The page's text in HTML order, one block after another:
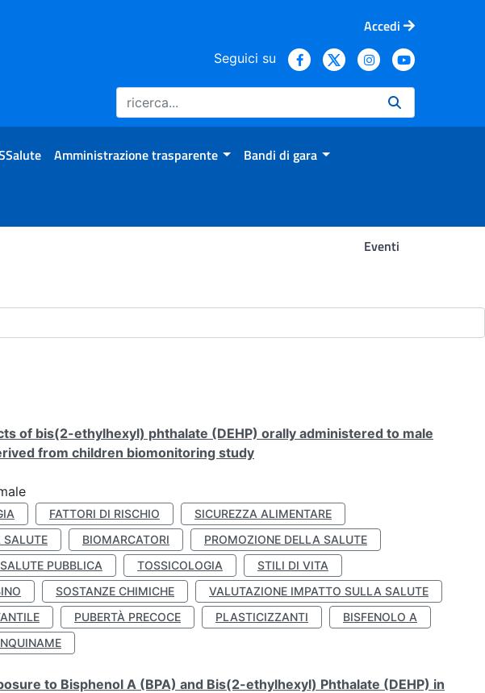
Accedi
Seguici su
Amministrazione trasparente Bandi di gara
Eventi
of bis(2-ethylhexyl) phthalate (DEHP) orally administered to male
from children biomonitoring study
FATTORI DI RISCHIO
SICUREZZA ALIMENTARE
SALUTE BIOMARCATORI
PROMOZIONE DELLA SALUTE
SALUTE PUBBLICA TOSSICOLOGIA
STILI DI VITA
SOSTANZE CHIMICHE
VALUTAZIONE IMPATTO SULLA SALUTE
PUBERTÀ PRECOCE PLASTICIZZANTI
BISFENOLO A
to Bisphenol A (BPA) and Bis(2-ethylhexyl) Phthalate (DEHP) in